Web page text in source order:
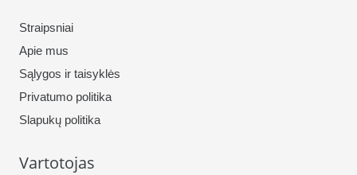
Straipsniai
Apie mus
Sąlygos ir taisyklės
Privatumo politika
Slapukų politika
Vartotojas